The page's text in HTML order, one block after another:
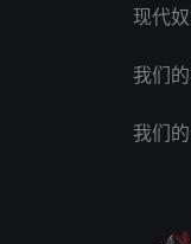
现代
我们
我们